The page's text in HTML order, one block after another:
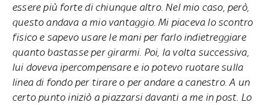
essere più forte di chiunque altro. Nel mio caso, però,
questo andava a mio vantaggio. Mi piaceva lo scontro
fisico e sapevo usare le mani per farlo indietreggiare
quanto bastasse per girarmi. Poi, la volta successiva,
lui doveva ipercompensare e io potevo ruotare sulla
linea di fondo per tirare o per andare a canestro. A un
certo punto iniziò a piazzarsi davanti a me in post. Lo